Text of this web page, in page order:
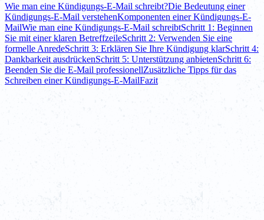
Wie man eine Kündigungs-E-Mail schreibt?Die Bedeutung einer
Kündigungs-E-Mail verstehenKomponenten einer Kündigungs-E-
MailWie man eine Kündigungs-E-Mail schreibtSchritt 1: Beginnen
Sie mit einer klaren BetreffzeileSchritt 2: Verwenden Sie eine
formelle AnredeSchritt 3: Erklären Sie Ihre Kündigung klarSchritt 4:
Dankbarkeit ausdrückenSchritt 5: Unterstützung anbietenSchritt 6:
Beenden Sie die E-Mail professionellZusätzliche Tipps für das
Schreiben einer Kündigungs-E-MailFazit